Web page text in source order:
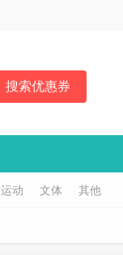
搜索优惠券
运动 文体 其他